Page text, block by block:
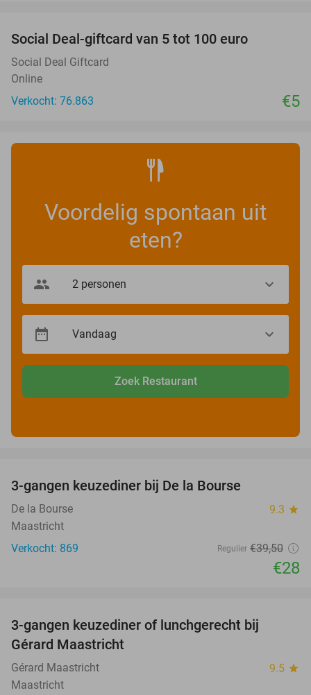
Social Deal-giftcard van 5 tot 100 euro
Social Deal Giftcard
Online
Verkocht: 76.863
€5
Voordelig spontaan uit
eten?
Zoek Restaurant
3-gangen keuzediner bij De la Bourse
De la Bourse 9.3 star
Maastricht
Verkocht: 869
Regulier €39,50
€28
3-gangen keuzediner of lunchgerecht bij
Gérard Maastricht
Gérard Maastricht 9.5 star
Maastricht